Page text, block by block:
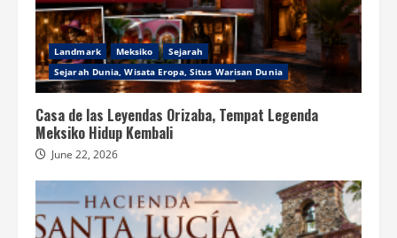
Landmark Meksiko
Sejarah
Sejarah Dunia, Wisata Eropa, Situs Warisan Dunia
Casa de las Leyendas Orizaba, Tempat Legenda
Meksiko Hidup Kembali
June 22, 2026